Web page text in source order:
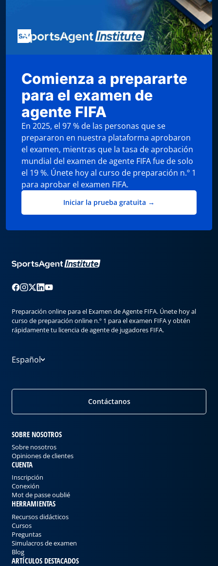
Comienza a prepararte
para el examen de
agente FIFA
En 2025, el 97 % de las personas que se
prepararon en nuestra plataforma aprobaron
el examen, mientras que la tasa de aprobación
mundial del examen de agente FIFA fue de solo
el 19 %. Únete hoy al curso de preparación n.º 1
para aprobar el examen FIFA.
Iniciar la prueba gratuita →
Preparación online para el Examen de Agente FIFA. Únete hoy al
curso de preparación online n.º 1 para el examen FIFA y obtén
rápidamente tu licencia de agente de jugadores FIFA.
Español
Contáctanos
SOBRE NOSOTROS
Sobre nosotros
Opiniones de clientes
CUENTA
Inscripción
Conexión
Mot de passe oublié
HERRAMIENTAS
Recursos didácticos
Cursos
Preguntas
Simulacros de examen
Blog
ARTÍCULOS DESTACADOS